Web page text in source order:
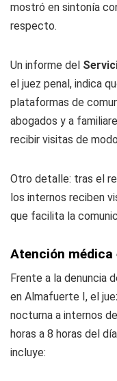
mostró en sintonía
respecto.
Un informe del
el juez penal, indica
plataformas de
abogados y a
recibir visitas de
Otro detalle: tras el
los internos reciben
que facilita la
Atención médica
Frente a la denuncia
en Almafuerte I, el
nocturna a internos
horas a 8 horas del
incluye: